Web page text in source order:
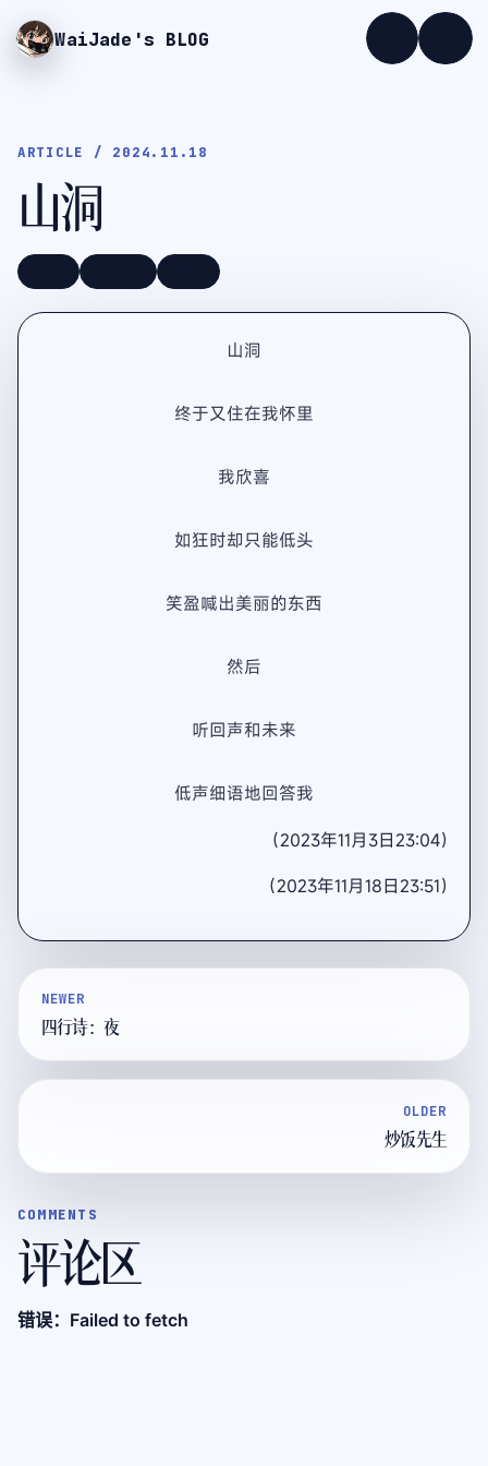
WaiJade 's BLOG
ARTICLE / 2024.11.18
山洞
山洞
终于又住在我怀里
我欣喜
如狂时却只能低头
笑盈喊出美丽的东西
然后
听回声和未来
低声细语地回答我
（2023年11月3日23:04）
（2023年11月18日23:51）
NEWER
四行诗：夜
OLDER
炒饭先生
COMMENTS
评论区